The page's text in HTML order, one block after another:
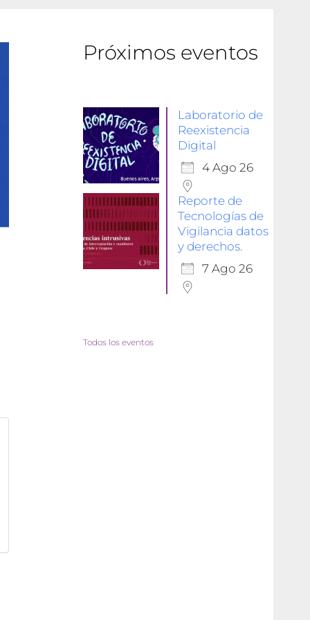
Próximos eventos
Laboratorio de
Reexistencia
Digital
4 Ago 26
Reporte de
Tecnologías de
Vigilancia datos
y derechos.
7 Ago 26
Todos los eventos